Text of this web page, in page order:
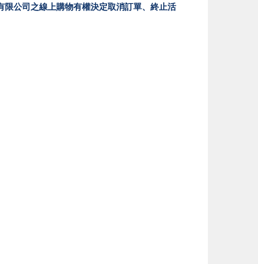
公司之線上購物有權決定取消訂單、終止活